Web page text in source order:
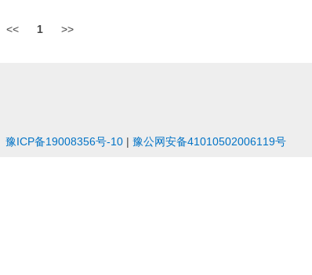
<< 1 >>
豫ICP备19008356号-10 | 豫公网安备41010502006119号